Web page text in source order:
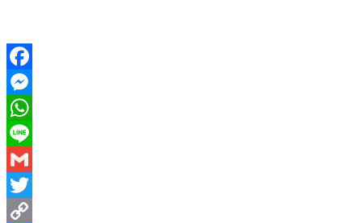
Facebook
Messenger
WhatsApp
Line
Gmail
Twitter